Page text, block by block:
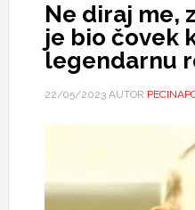
Ne diraj me,
je bio čovek
legendarnu
22/05/2023AUTOR